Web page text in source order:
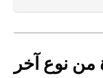
نوع آخر